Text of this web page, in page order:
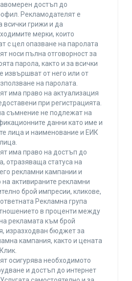
достъп до
Рекламодателят е
грижи и да
мерки, които
с цел опазване на паролата
носи пълна отговорност за
парола, както и за всички
извършват от него или от
на паролата.
има право на актуализация
при регистрацията.
съмнение не подлежат на
данни като име и
лица и наименование и ЕИК
има право на достъп до
отразяваща статуса на
рекламни кампании и
на активираните рекламни
брой импресии, кликове,
Рекламна група
в проценти между
рекламата към брой
изразходван бюджет за
кампания, както и цената
осигурява необходимото
и достъп до интернет